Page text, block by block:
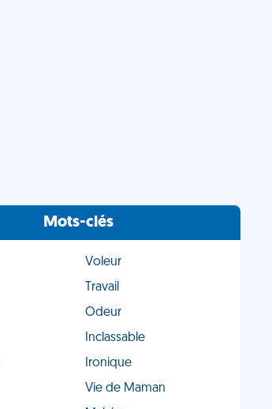
Mots-clés
Voleur
Travail
Odeur
Inclassable
Ironique
Vie de Maman